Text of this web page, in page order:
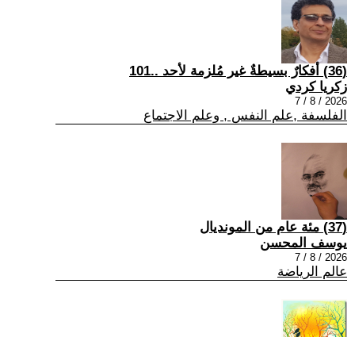
(36) أفكارٌ بسيطةٌ غير مُلزمة لأحد ..101
زكريا كردي
2026 / 8 / 7
الفلسفة ,علم النفس , وعلم الاجتماع
(37) مئة عام من المونديال
يوسف المحسن
2026 / 8 / 7
عالم الرياضة